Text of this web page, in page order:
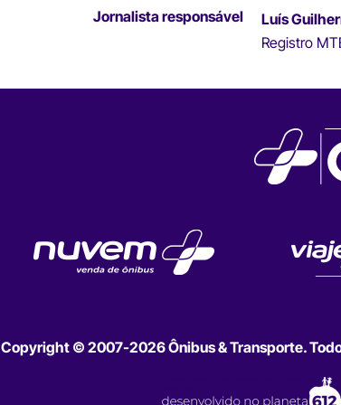
Jornalista responsável
Luís
Registro
Copyright © 2007-2026 Ônibus & Transporte.